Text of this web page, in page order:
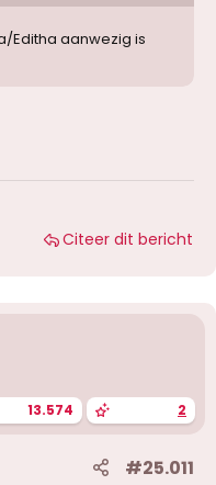
Editha aanwezig is
Citeer dit bericht
13.574 2
#25.011